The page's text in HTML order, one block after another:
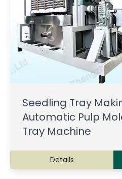
Seedling Tray
Automatic Pulp
Tray Machine
Details